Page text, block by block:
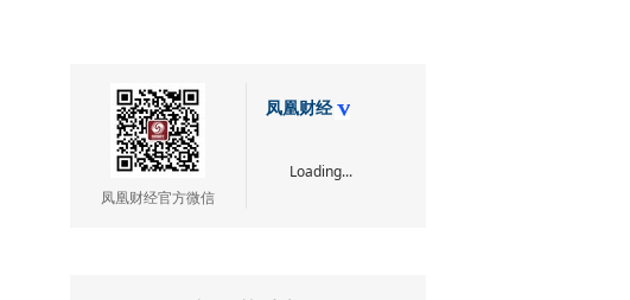
凤凰财经官方微信
凤凰财经
Loading...